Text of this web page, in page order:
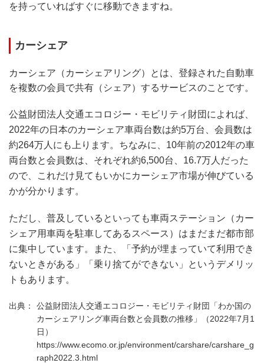
を持っていればすぐに移動できますね。
カーシェア
カーシェア（カーシェアリング）とは、登録された自動車
を複数の会員で共有（シェア）するサービスのことです。
公益財団法人交通エコロジー・モビリティ財団によれば、
2022年の日本のカーシェア車両台数は約5万台、会員数は
約264万人にも上ります。ちなみに、10年前の2012年の車
両台数と会員数は、それぞれ約6,500台、16.7万人だった
ので、これだけ見てもいかにカーシェア市場が伸びている
かが分かります。
ただし、普及しているといっても車両ステーション（カー
シェア用車両を駐車してあるスペース）はまだまだ都市部
に集中しています。また、「予約が埋まっていて利用でき
ないときがある」「乗り捨てができない」というデメリッ
トもあります。
公益財団法人交通エコロジー・モビリティ財団「わか国の
カーシェアリング車両台数と会員数の推移」（2022年7月1
日）
https://www.ecomo.or.jp/environment/carshare/carshare_g
raph2022.3.html